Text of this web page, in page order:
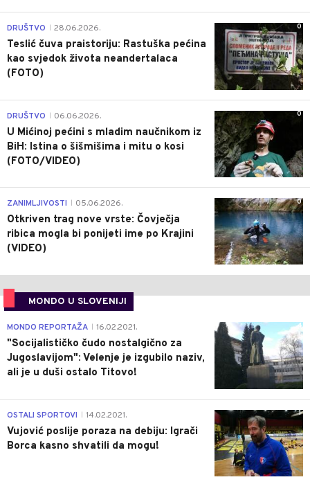
0
DRUŠTVO 28.06.2026.
Teslić čuva praistoriju: Rastuška pećina
kao svjedok života neandertalaca
(FOTO)
0
DRUŠTVO 06.06.2026.
U Mićinoj pećini s mladim naučnikom iz
BiH: Istina o šišmišima i mitu o kosi
(FOTO/VIDEO)
0
ZANIMLJIVOSTI 05.06.2026.
Otkriven trag nove vrste: Čovječja
ribica mogla bi ponijeti ime po Krajini
(VIDEO)
MONDO U SLOVENIJI
4
MONDO REPORTAŽA 16.02.2021.
"Socijalističko čudo nostalgično za
Jugoslavijom": Velenje je izgubilo naziv,
ali je u duši ostalo Titovo!
1
OSTALI SPORTOVI 14.02.2021.
Vujović poslije poraza na debiju: Igrači
Borca kasno shvatili da mogu!